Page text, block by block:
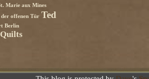
Marie aux Mines
der offenen Tür Ted
Berlin